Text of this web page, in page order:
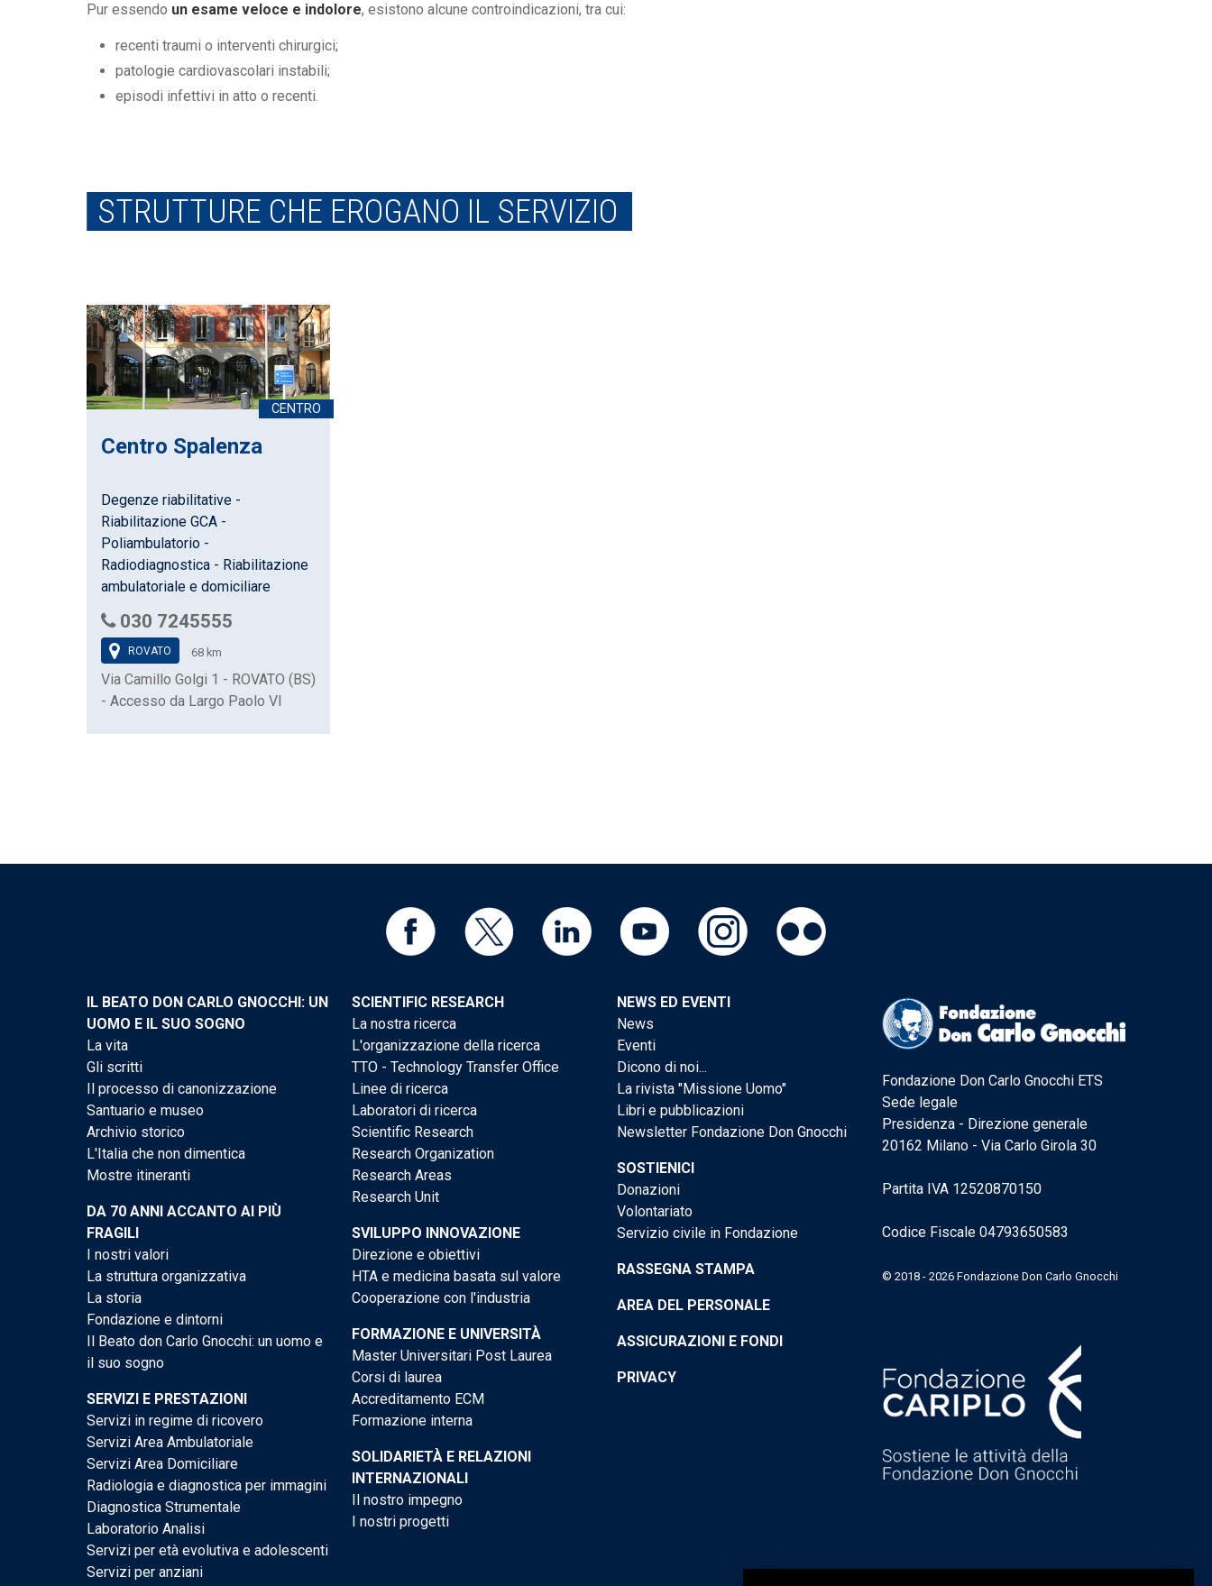
Pur essendo un esame veloce e indolore, esistono alcune controindicazioni, tra cui:
recenti traumi o interventi chirurgici;
patologie cardiovascolari instabili;
episodi infettivi in atto o recenti.
STRUTTURE CHE EROGANO IL SERVIZIO
Centro Spalenza
Degenze riabilitative -
Riabilitazione GCA -
Poliambulatorio -
Radiodiagnostica - Riabilitazione
ambulatoriale e domiciliare
030 7245555
ROVATO 68 km
Via Camillo Golgi 1 - ROVATO (BS)
- Accesso da Largo Paolo VI
IL BEATO DON CARLO GNOCCHI: UN
UOMO E IL SUO SOGNO
La vita
Gli scritti
Il processo di canonizzazione
Santuario e museo
Archivio storico
L'Italia che non dimentica
Mostre itineranti
DA 70 ANNI ACCANTO AI PIÙ
FRAGILI
I nostri valori
La struttura organizzativa
La storia
Fondazione e dintorni
Il Beato don Carlo Gnocchi: un uomo e
il suo sogno
SERVIZI E PRESTAZIONI
Servizi in regime di ricovero
Servizi Area Ambulatoriale
Servizi Area Domiciliare
Radiologia e diagnostica per immagini
Diagnostica Strumentale
Laboratorio Analisi
Servizi per età evolutiva e adolescenti
Servizi per anziani
SCIENTIFIC RESEARCH
La nostra ricerca
L'organizzazione della ricerca
TTO - Technology Transfer Office
Linee di ricerca
Laboratori di ricerca
Scientific Research
Research Organization
Research Areas
Research Unit
SVILUPPO INNOVAZIONE
Direzione e obiettivi
HTA e medicina basata sul valore
Cooperazione con l'industria
FORMAZIONE E UNIVERSITÀ
Master Universitari Post Laurea
Corsi di laurea
Accreditamento ECM
Formazione interna
SOLIDARIETÀ E RELAZIONI
INTERNAZIONALI
Il nostro impegno
I nostri progetti
NEWS ED EVENTI
News
Eventi
Dicono di noi...
La rivista "Missione Uomo"
Libri e pubblicazioni
Newsletter Fondazione Don Gnocchi
SOSTIENICI
Donazioni
Volontariato
Servizio civile in Fondazione
RASSEGNA STAMPA
AREA DEL PERSONALE
ASSICURAZIONI E FONDI
PRIVACY
Fondazione Don Carlo Gnocchi ETS
Sede legale
Presidenza - Direzione generale
20162 Milano - Via Carlo Girola 30
Partita IVA 12520870150
Codice Fiscale 04793650583
© 2018 - 2026 Fondazione Don Carlo Gnocchi